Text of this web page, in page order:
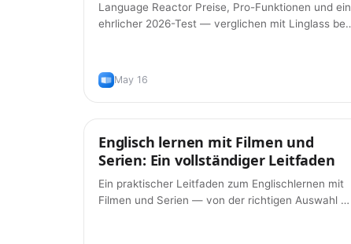
Language Reactor Preise, Pro-Funktionen und ein
ehrlicher 2026-Test — verglichen mit Linglass bei
May 16
Lernmethoden
Englisch lernen mit Filmen und
Serien: Ein vollständiger Leitfaden
Ein praktischer Leitfaden zum Englischlernen mit
Filmen und Serien — von der richtigen Auswahl bis